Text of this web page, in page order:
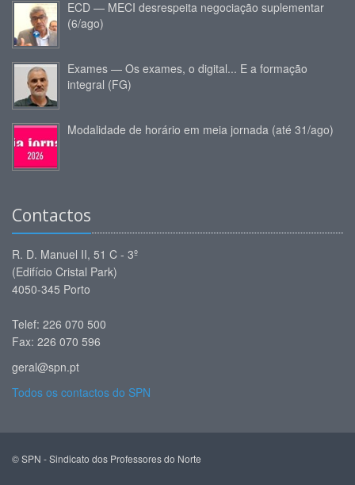
ECD — MECI desrespeita negociação suplementar
(6/ago)
Exames — Os exames, o digital... E a formação
integral (FG)
Modalidade de horário em meia jornada (até 31/ago)
Contactos
R. D. Manuel II, 51 C - 3º
(Edifício Cristal Park)
4050-345 Porto
Telef: 226 070 500
Fax: 226 070 596
geral@spn.pt
Todos os contactos do SPN
© SPN - Sindicato dos Professores do Norte